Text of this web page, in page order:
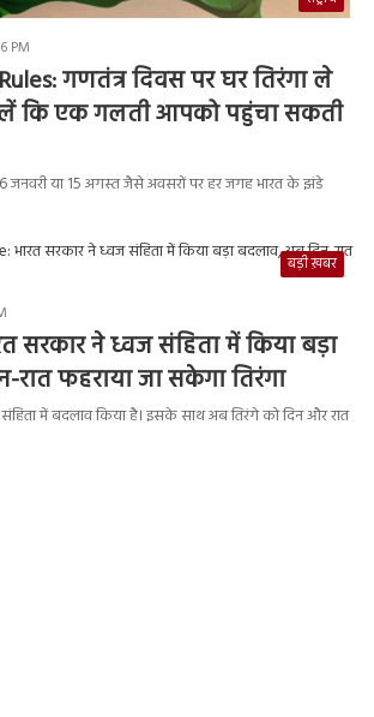
PM
गणतंत्र दिवस पर घर तिरंगा ले
कि एक गलती आपको पहुंचा सकती
जनवरी या 15 अगस्त जैसे अवसरों पर हर जगह भारत के झंडे
बड़ी ख़बर
सरकार ने ध्वज संहिता में किया बड़ा
फहराया जा सकेगा तिरंगा
में बदलाव किया है। इसके साथ अब तिरंगे को दिन और रात